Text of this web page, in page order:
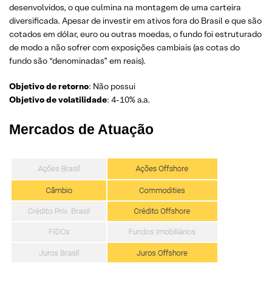
desenvolvidos, o que culmina na montagem de uma carteira
diversificada. Apesar de investir em ativos fora do Brasil e que são
cotados em dólar, euro ou outras moedas, o fundo foi estruturado
de modo a não sofrer com exposições cambiais (as cotas do
fundo são “denominadas” em reais).
Objetivo de retorno: Não possui
Objetivo de volatilidade: 4-10% a.a.
Mercados de Atuação